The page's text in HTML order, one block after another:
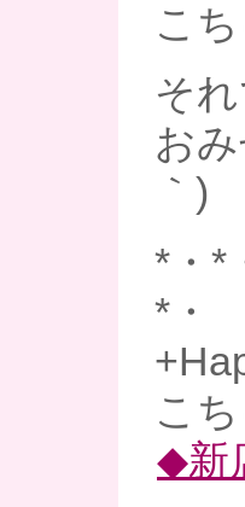
こ
そ
お
｀)
*・*
*・
こ
◆新